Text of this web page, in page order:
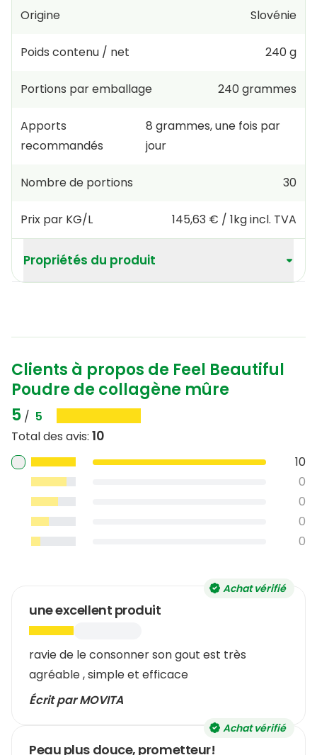
Origine Slovénie
Poids contenu / net 240 g
Portions par emballage 240grammes
Apports
recommandés
8 grammes,une fois par
jour
Nombre de portions 30
Prix par KG/L 145,63 € / 1kgincl. TVA
Propriétés du produit
Clients à propos de Feel Beautiful
Poudre de collagène mûre
5 / 5
Total des avis: 10
10
0
0
0
0
Achat vérifié
une excellent produit
ravie de le consonner son gout est très
agréable , simple et efficace
Écrit par MOVITA
Achat vérifié
Peau plus douce, prometteur!